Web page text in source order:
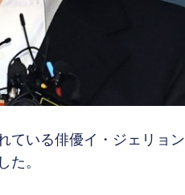
ている俳優イ・ジェリョ
た。